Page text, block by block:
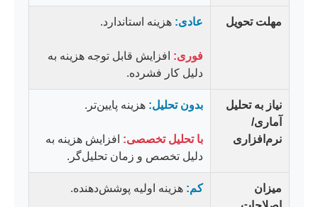
مهلت تحویل عادی: هزینه استاندارد.
فوری: افزایش قابل توجه هزینه به
دلیل کار فشرده.
نیاز به تحلیل
آماری/
نرم‌افزاری
بدون تحلیل: هزینه پایین‌تر.
با تحلیل تخصصی: افزایش هزینه به
دلیل تخصص و زمان تحلیل‌گر.
میزان
کم: هزینه اولیه پوشش‌دهنده.